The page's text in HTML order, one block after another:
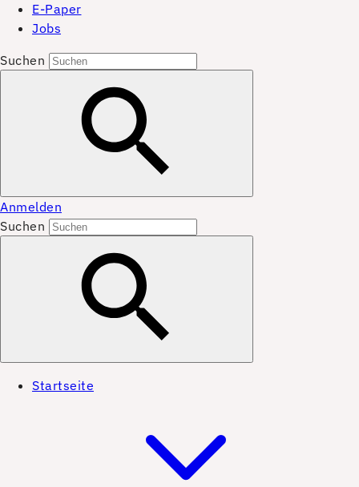
E-Paper
Jobs
Suchen
Anmelden
Suchen
Startseite